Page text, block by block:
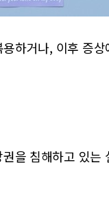
하거나, 이후 증
을 침해하고 있는